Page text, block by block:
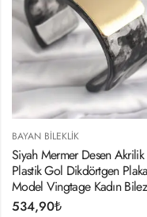
BAYAN BILEKLIK
Siyah Mermer Desen Akrilik
Plastik Gol Dikdörtgen Plaka
Model Vingtage Kadın
534,90₺